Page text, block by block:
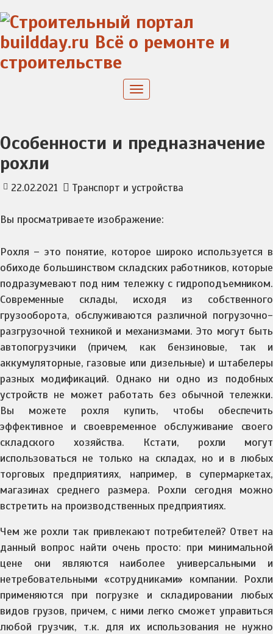
to
content
Toggle
Особенности и предназначение
рохли
22.02.2021 Транспорт и устройства
Вы просматриваете изображение:
Рохля – это понятие, которое широко используется в
обиходе большинством складских работников, которые
подразумевают под ним тележку с гидроподъемником.
Современные склады, исходя из собственного
грузооборота, обслуживаются различной погрузочно-
разгрузочной техникой и механизмами. Это могут быть
автопогрузчики (причем, как бензиновые, так и
аккумуляторные, газовые или дизельные) и штабелеры
разных модификаций. Однако ни одно из подобных
устройств не может работать без обычной тележки.
Вы можете рохля купить, чтобы обеспечить
эффективное и своевременное обслуживание своего
складского хозяйства. Кстати, рохли могут
использоваться не только на складах, но и в любых
торговых предприятиях, например, в супермаркетах,
магазинах среднего размера. Рохли сегодня можно
встретить на производственных предприятиях.
Чем же рохли так привлекают потребителей? Ответ на
данный вопрос найти очень просто: при минимальной
цене они являются наиболее универсальными и
нетребовательными «сотрудниками» компании. Рохли
применяются при погрузке и складировании любых
видов грузов, причем, с ними легко сможет управиться
любой грузчик, т.к. для их использования не нужно